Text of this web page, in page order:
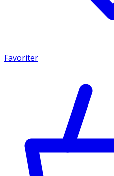
Favoriter